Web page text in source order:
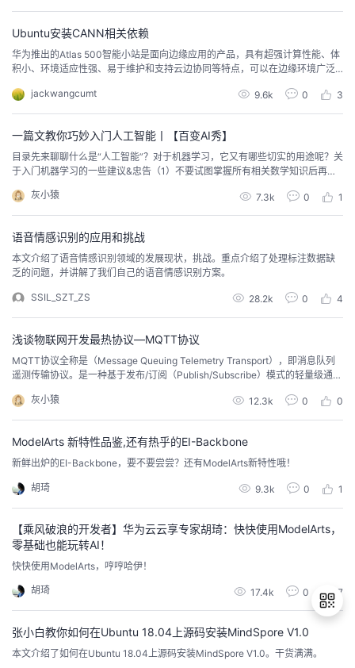
Ubuntu安装CANN相关依赖
华为推出的Atlas 500智能小站是面向边缘应用的产品，具有超强计算性能、体
积小、环境适应性强、易于维护和支持云边协同等特点，可以在边缘环境广泛
求。而为了开发、调试和部署各类新的AI应用，则需要借助一套开发框架CAN
N，本文在Ubuntu 18.04系统中，介绍如何安装CANN前置依赖项。
jackwangcumt 9.6k 0 3
一篇文教你巧妙入门人工智能丨【百变AI秀】
​目录先来聊聊什么是“人工智能”？对于机器学习，它又有哪些切实的用途呢？关
于入门机器学习的一些建议&忠告（1）不要试图掌握所有相关数学知识后再开
资料的时效性机器学习前期有哪些相关准备？（1）硬件条件（2）软件选择写
在最后Hello，你好呀，我是灰小猿，一个超会写BUG的程序猿！其实关于AI这
灰小猿 7.3k 0 1
语音情感识别的应用和挑战
本文介绍了语音情感识别领域的发展现状，挑战。重点介绍了处理标注数据缺
乏的问题，并讲解了我们自己的语音情感识别方案。
SSIL_SZT_ZS 28.2k 0 4
浅谈物联网开发最热协议—MQTT协议
MQTT协议全称是（Message Queuing Telemetry Transport），即消息队列
遥测传输协议。是一种基于发布/订阅（Publish/Subscribe）模式的轻量级通讯
灰小猿
12.3k 0 0
ModelArts 新特性品鉴,还有热乎的EI-Backbone
新鲜出炉的EI-Backbone，要不要尝尝？还有ModelArts新特性哦！
胡琦 9.3k 0 1
【乘风破浪的开发者】华为云云享专家胡琦：快快使用ModelArts，
零基础也能玩转AI！
快快使用ModelArts，哼哼哈伊！
胡琦 17.4k 0 7
张小白教你如何在Ubuntu 18.04上源码安装MindSpore V1.0
本文介绍了如何在Ubuntu 18.04上源码安装MindSpore V1.0。干货满满。